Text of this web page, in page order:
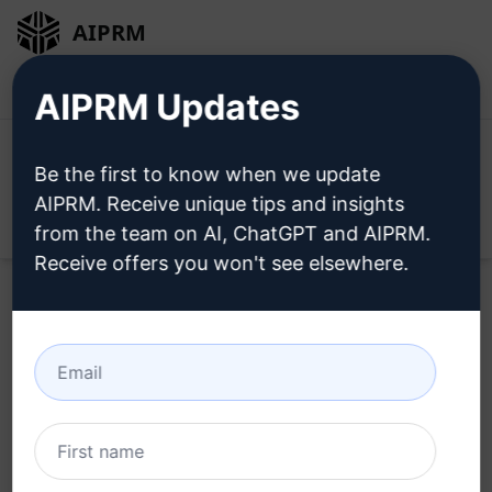
AIPRM
Próbálja ki ezt a
ChatGPT
Promptmost
AIPRM Updates
Be the first to know when we update
AIPRM. Receive unique tips and insights
from the team on AI, ChatGPT and AIPRM.
Receive offers you won't see elsewhere.